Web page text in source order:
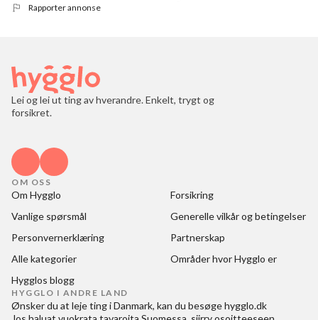
Rapporter annonse
Lei og lei ut ting av hverandre. Enkelt, trygt og
forsikret.
OM OSS
Om Hygglo
Forsikring
Vanlige spørsmål
Generelle vilkår og betingelser
Personvernerklæring
Partnerskap
Alle kategorier
Områder hvor Hygglo er
Hygglos blogg
HYGGLO I ANDRE LAND
Ønsker du at leje ting i Danmark, kan du besøgehygglo.dk